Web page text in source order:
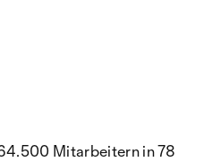
Mitarbeitern in 78